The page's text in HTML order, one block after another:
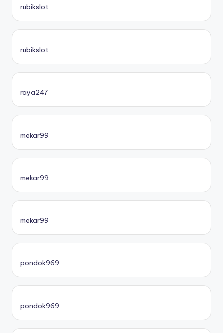
rubikslot
rubikslot
raya247
mekar99
mekar99
mekar99
pondok969
pondok969